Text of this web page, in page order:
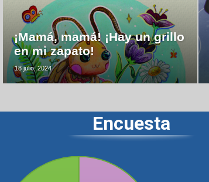
¡Mamá, mamá! ¡Hay un grillo
en mi zapato!
18 julio, 2024
Encuesta